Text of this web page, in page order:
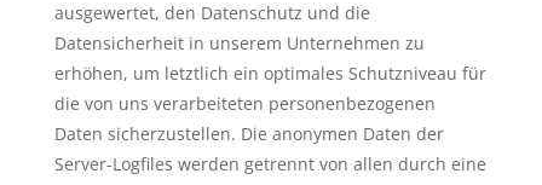
ausgewertet, den Datenschutz und die
Datensicherheit in unserem Unternehmen zu
erhöhen, um letztlich ein optimales Schutzniveau für
die von uns verarbeiteten personenbezogenen
Daten sicherzustellen. Die anonymen Daten der
Server-Logfiles werden getrennt von allen durch eine